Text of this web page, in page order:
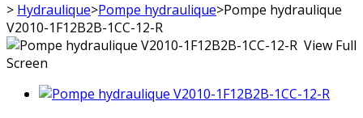
> Hydraulique>Pompe hydraulique>Pompe hydraulique
V2010-1F12B2B-1CC-12-R
View Full
Screen